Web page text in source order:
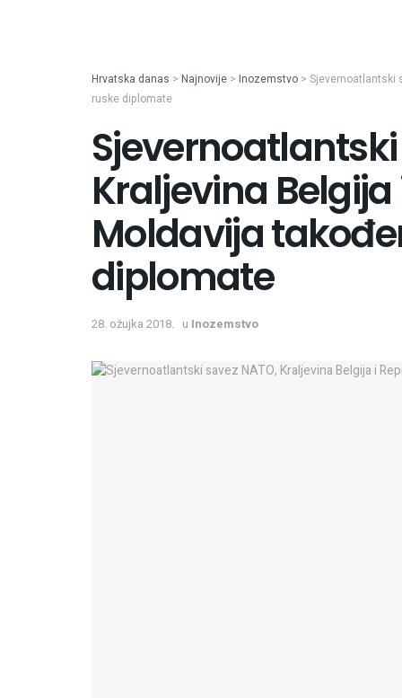
Hrvatska danas > Najnovije > Inozemstvo > Sjevernoatlantski
ruske diplomate
Sjevernoatlantski
Kraljevina
Moldavija
diplomate
28. ožujka 2018. u Inozemstvo